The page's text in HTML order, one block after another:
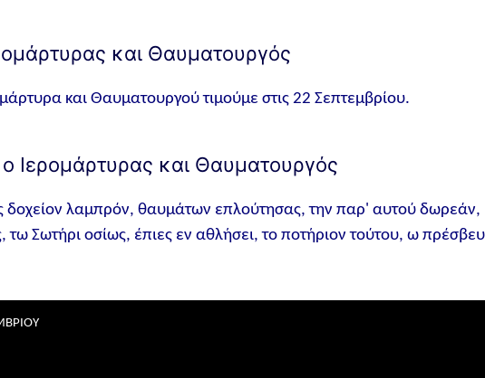
και Θαυματουργός
και Θαυματουργού τιμούμε στις 22 Σεπτεμβρίου.
Ιερομάρτυρας και Θαυματουργός
δοχείον λαμπρόν, θαυμάτων επλούτησας, την παρ' αυτού δωρεάν,
Σωτήρι οσίως, έπιες εν αθλήσει, το ποτήριον τούτου, ω